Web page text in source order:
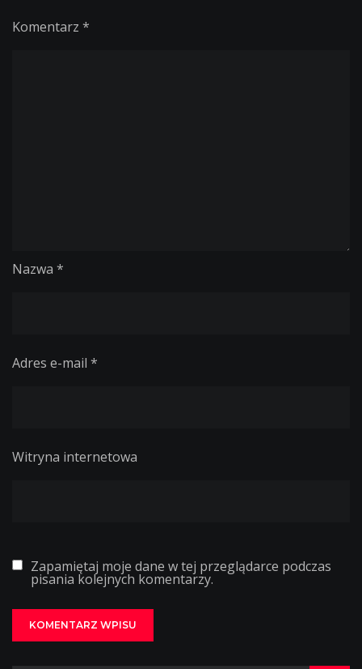
Komentarz *
Nazwa *
Adres e-mail *
Witryna internetowa
Zapamiętaj moje dane w tej przeglądarce podczas
pisania kolejnych komentarzy.